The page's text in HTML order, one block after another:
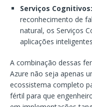
Serviços Cognitivos:
reconhecimento de
natural, os Serviços
aplicações
A combinação dessas
Azure não seja apenas
ecossistema completo
fértil para que